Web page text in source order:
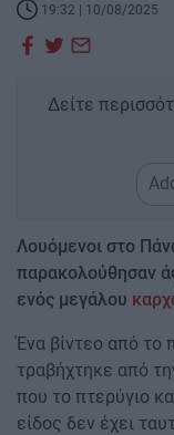
19:32 | 10/08/2025
Δείτε
Λουόμενοι στο
παρακολούθησαν
ενός μεγάλου
Ένα βίντεο από το
τραβήχτηκε από
που το πτερύγιο
είδος δεν έχει